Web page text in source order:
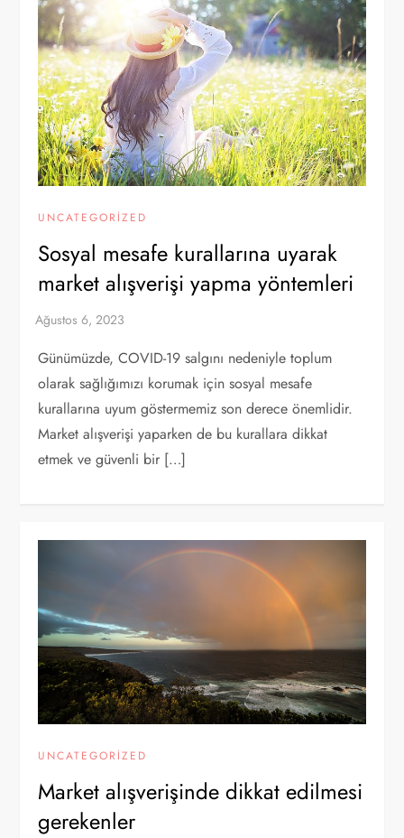
UNCATEGORIZED
Sosyal mesafe kurallarına uyarak
market alışverişi yapma yöntemleri
Günümüzde, COVID-19 salgını nedeniyle toplum
olarak sağlığımızı korumak için sosyal mesafe
kurallarına uyum göstermemiz son derece önemlidir.
Market alışverişi yaparken de bu kurallara dikkat
etmek ve güvenli bir […]
UNCATEGORIZED
Market alışverişinde dikkat edilmesi
gerekenler